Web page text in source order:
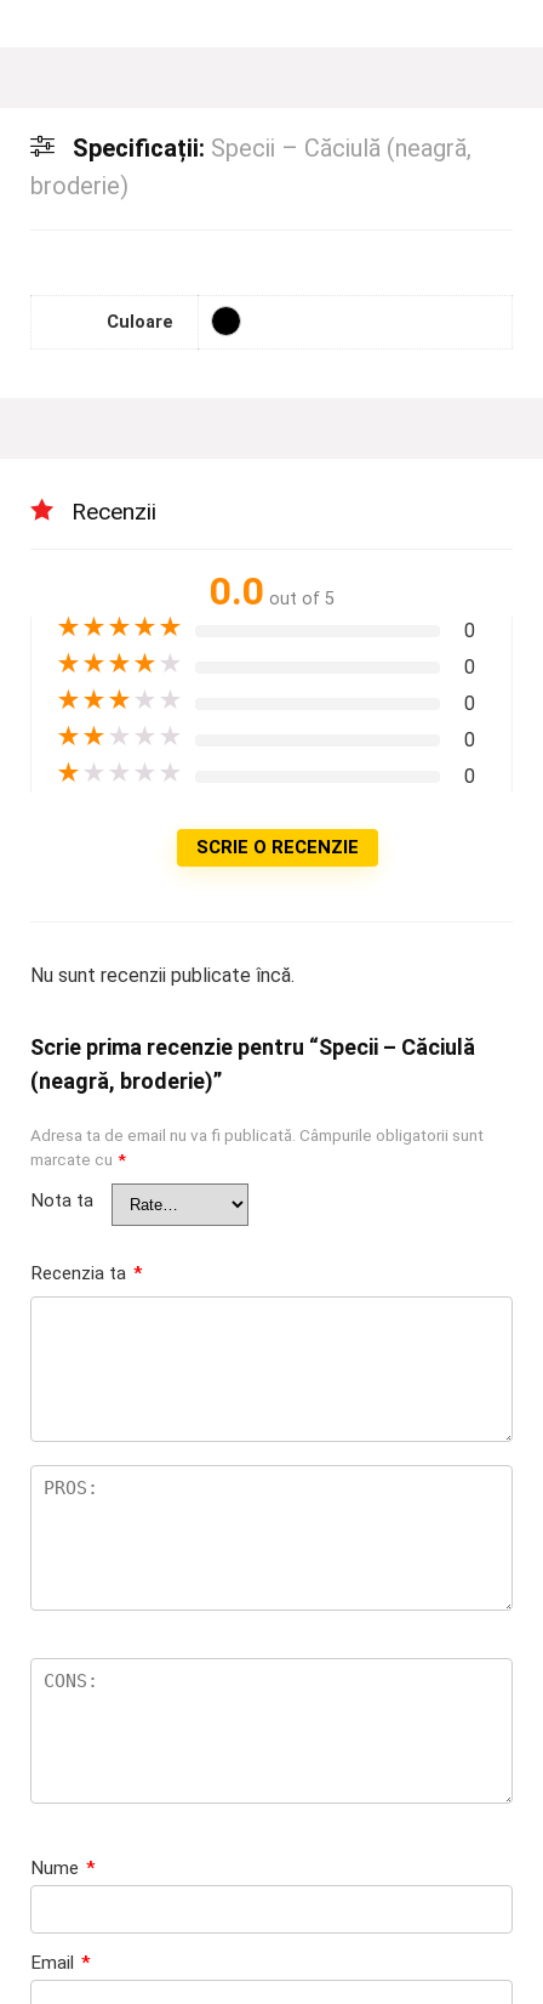
Specificații: Specii – Căciulă (neagră,
broderie)
Culoare
Recenzii
0.0 out of 5
★★★★★ 0
★★★★ ★ 0
★★★ ★ ★ 0
★★ ★ ★ ★ 0
★ ★ ★ ★ ★ 0
SCRIE O RECENZIE
Nu sunt recenzii publicate încă.
Scrie prima recenzie pentru “Specii – Căciulă
(neagră, broderie)”
Adresa ta de email nu va fi publicată. Câmpurile obligatorii sunt
marcate cu *
Nota ta
Recenzia ta *
Nume *
Email *